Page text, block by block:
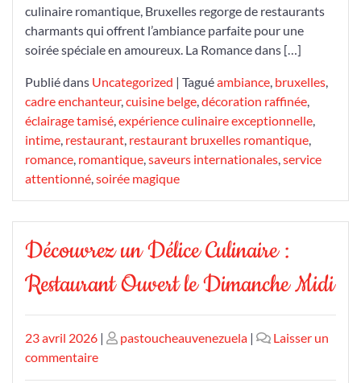
culinaire romantique, Bruxelles regorge de restaurants
charmants qui offrent l’ambiance parfaite pour une
soirée spéciale en amoureux. La Romance dans […]
Publié dans Uncategorized | Taguéambiance, bruxelles,
cadre enchanteur,cuisine belge,décoration raffinée,
éclairage tamisé,expérience culinaire exceptionnelle,
intime, restaurant, restaurant bruxelles romantique,
romance, romantique,saveurs internationales,service
attentionné,soirée magique
Découvrez un Délice Culinaire :
Restaurant Ouvert le Dimanche Midi
Publié
le
23 avril 2026 | Publié
pastoucheauvenezuela |
Laisser un
commentairesur